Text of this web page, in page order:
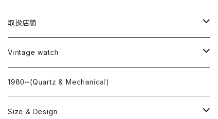
取扱店舗
L o'clock
"delve"
Vintage watch
海外ブランド
OMEGA
国産ブランド
1980~(Quartz & Mechanical)
Size & Design